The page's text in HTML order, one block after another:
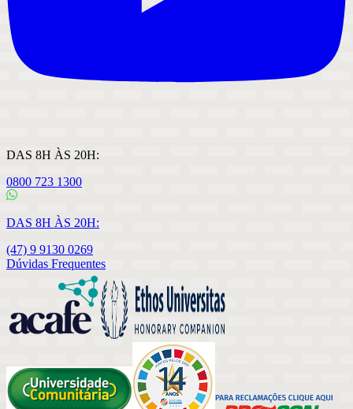
DAS 8H ÀS 20H:
0800 723 1300
DAS 8H ÀS 20H:
(47) 9 9130 0269
Dúvidas Frequentes